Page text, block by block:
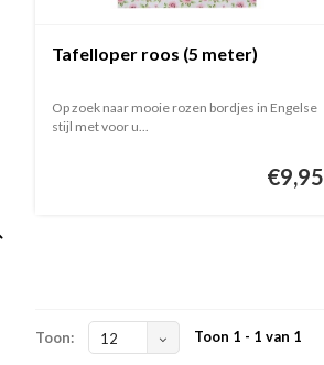
Tafelloper roos (5 meter)
Op zoek naar mooie rozen bordjes in Engelse
stijl met voor u...
€9,95
Toon: 12 Toon 1 - 1 van 1